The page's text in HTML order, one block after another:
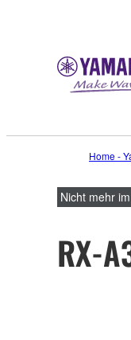
Home -
Nicht mehr
RX-